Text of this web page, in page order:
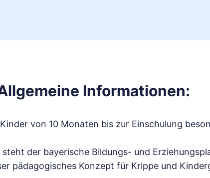
Informationen:
von 10 Monaten bis zur Einschulung
der bayerische Bildungs- und
pädagogisches Konzept für Krippe und